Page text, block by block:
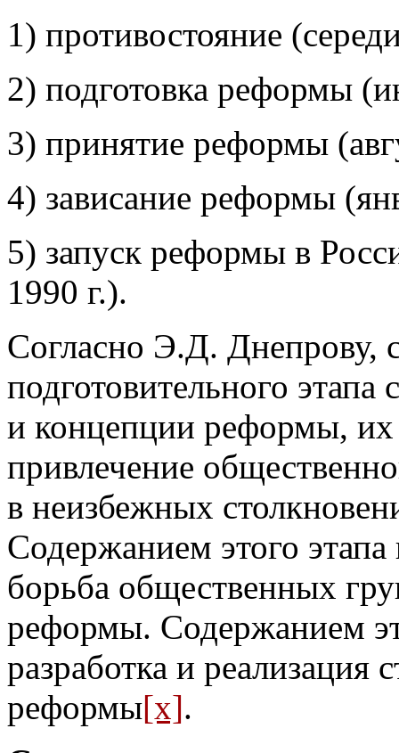
1) противостояние
2) подготовка реформы
3) принятие реформы
4) зависание реформы
5) запуск реформы в
1990 г.).
Согласно Э.Д. Днепрову,
подготовительного
и концепции реформы, их
привлечение
в неизбежных
Содержанием этого
борьба общественных
реформы. Содержанием
разработка и реализация
реформы[x].